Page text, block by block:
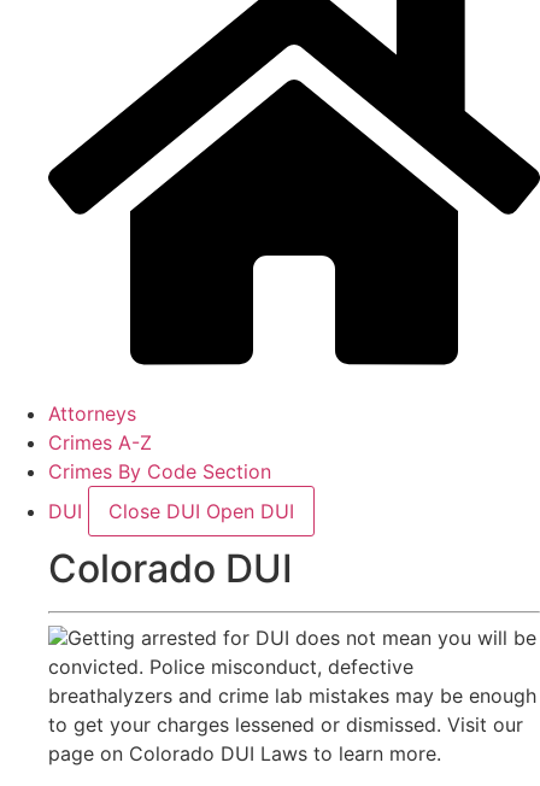
Attorneys
Crimes A-Z
Crimes By Code Section
DUI
Close DUI Open DUI
Colorado DUI
Getting arrested for DUI does not mean you will be
convicted. Police misconduct, defective
breathalyzers and crime lab mistakes may be enough
to get your charges lessened or dismissed. Visit our
page on Colorado DUI Laws to learn more.